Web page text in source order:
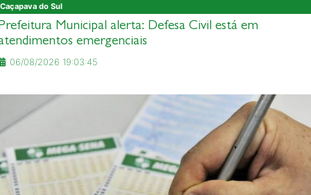
Caçapava do Sul
Municipal alerta: Defesa Civil está em
emergenciais
06/08/2026 19:03:45